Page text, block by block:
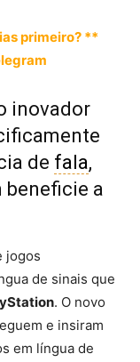
primeiro? **
inovador
de fala,
beneficie a
jogos
de sinais que
. O novo
e insiram
em língua de